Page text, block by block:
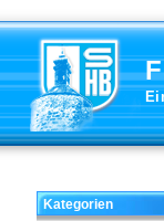
Kategorien